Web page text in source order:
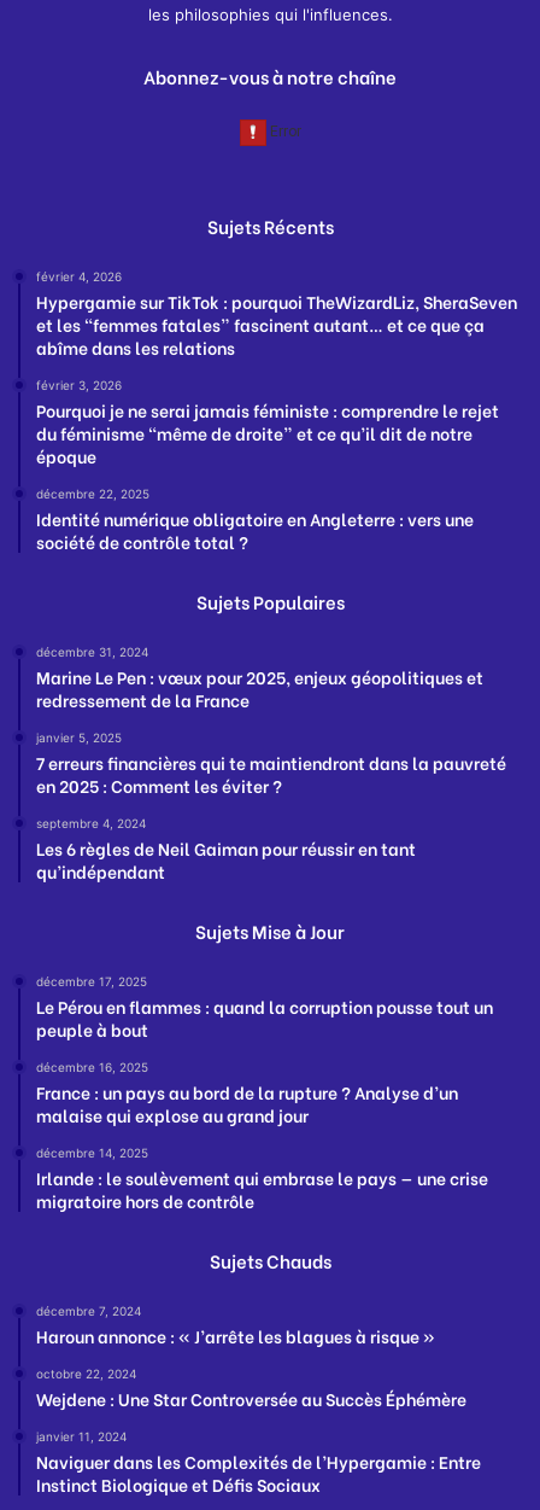
les philosophies qui l'influences.
Abonnez-vous à notre chaîne
Sujets Récents
février 4, 2026
Hypergamie sur TikTok : pourquoi TheWizardLiz, SheraSeven
et les “femmes fatales” fascinent autant… et ce que ça
abîme dans les relations
février 3, 2026
Pourquoi je ne serai jamais féministe : comprendre le rejet
du féminisme “même de droite” et ce qu’il dit de notre
époque
décembre 22, 2025
Identité numérique obligatoire en Angleterre : vers une
société de contrôle total ?
Sujets Populaires
décembre 31, 2024
Marine Le Pen : vœux pour 2025, enjeux géopolitiques et
redressement de la France
janvier 5, 2025
7 erreurs financières qui te maintiendront dans la pauvreté
en 2025 : Comment les éviter ?
septembre 4, 2024
Les 6 règles de Neil Gaiman pour réussir en tant
qu’indépendant
Sujets Mise à Jour
décembre 17, 2025
Le Pérou en flammes : quand la corruption pousse tout un
peuple à bout
décembre 16, 2025
France : un pays au bord de la rupture ? Analyse d’un
malaise qui explose au grand jour
décembre 14, 2025
Irlande : le soulèvement qui embrase le pays — une crise
migratoire hors de contrôle
Sujets Chauds
décembre 7, 2024
Haroun annonce : « J’arrête les blagues à risque »
octobre 22, 2024
Wejdene : Une Star Controversée au Succès Éphémère
janvier 11, 2024
Naviguer dans les Complexités de l’Hypergamie : Entre
Instinct Biologique et Défis Sociaux